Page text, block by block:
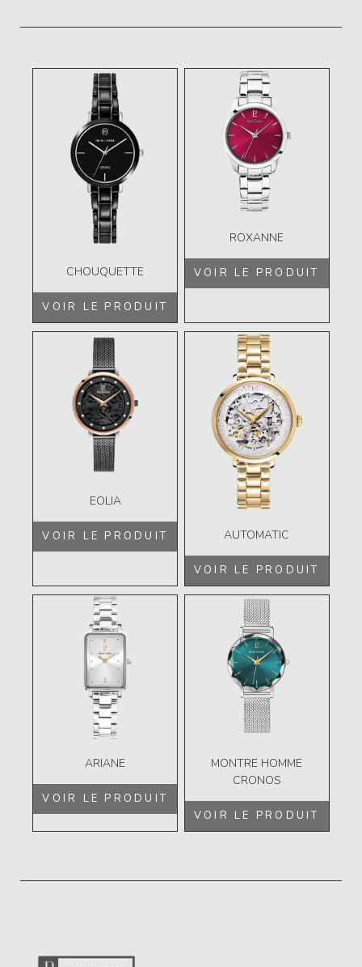
CHOUQUETTE
VOIR LE PRODUIT
ROXANNE
VOIR LE PRODUIT
EOLIA
VOIR LE PRODUIT AUTOMATIC
VOIR LE PRODUIT
ARIANE
VOIR LE PRODUIT
MONTRE HOMME
CRONOS
VOIR LE PRODUIT